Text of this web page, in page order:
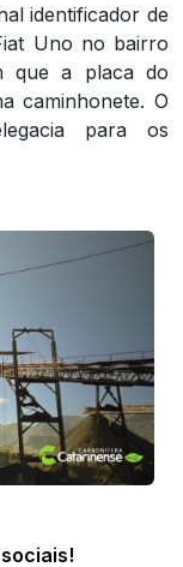
identificador de
Uno no bairro
que a placa do
caminhonete. O
para os